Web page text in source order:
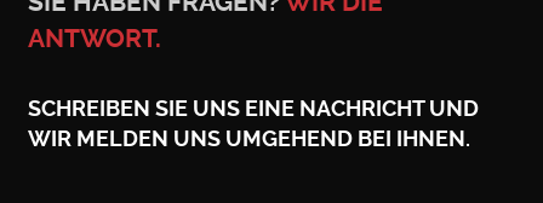
ANTWORT.
SCHREIBEN SIE UNS EINE NACHRICHT UND
WIR MELDEN UNS UMGEHEND BEI IHNEN.